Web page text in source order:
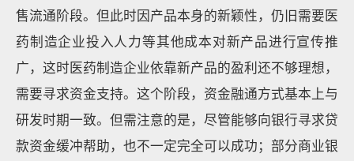
售流通阶段。但此时因产品本身的新颖性，仍旧需要医
药制造企业投入人力等其他成本对新产品进行宣传推
广，这时医药制造企业依靠新产品的盈利还不够理想，
需要寻求资金支持。这个阶段，资金融通方式基本上与
研发时期一致。但需注意的是，尽管能够向银行寻求贷
款资金缓冲帮助，也不一定完全可以成功；部分商业银